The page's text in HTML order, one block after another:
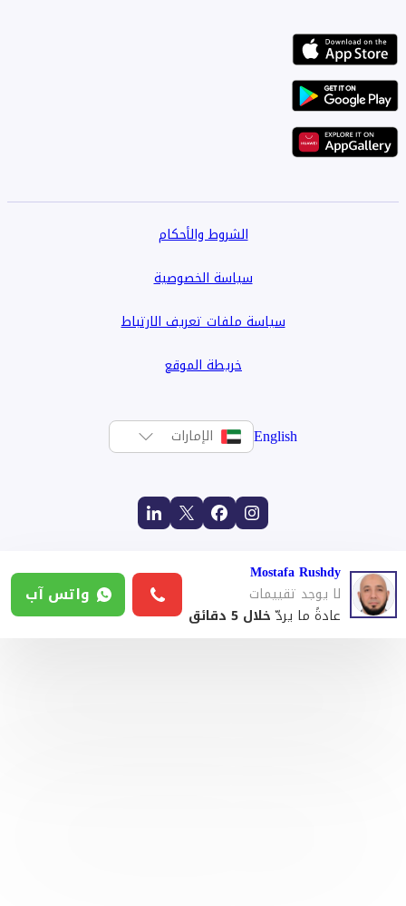
الشروط والأحكام
سياسة الخصوصية
سياسة ملفات تعريف الارتباط
خريطة الموقع
English الإمارات
Mostafa Rushdy
لا يوجد تقييمات
عادةً ما يردّخلال 5 دقائق
واتس آب